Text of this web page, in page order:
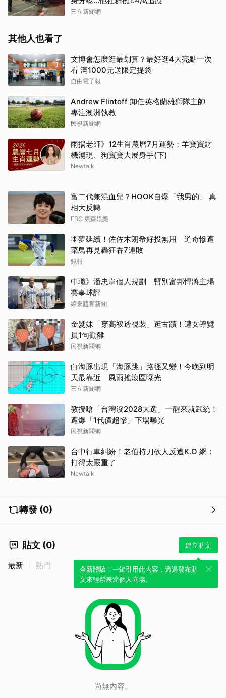
三立新聞網
其他人也看了
文博會怎麼逛最划算？最好逛4大亮點一次
看 滿1000元送限定提袋
自由電子報
Andrew Flintoff 卸任英格蘭雄獅隊主帥
專注澳洲執教
民視新聞網
雨揚老師》12生肖農曆7月運勢：羊寶寶財
機湧現、狗寶寶大展身手(下)
Newtalk
富二代兼混血兒？HOOK自爆「我男的」 真
相大反轉
EBC 東森娛樂
噩夢延續！佐佐木朗希好投無用 道奇慘遭
菜鳥再見轟狂吞7連敗
鏡報
中職》潘忠韋個人規劃 暫別富邦悍將主場
賽事球評
緯來體育新聞
金髮妹「穿高衩透視裝」逛古蹟！遭女導覽
員1句勸離
民視新聞網
白海豚出現「海豚跳」路徑又變！今晚到明
天最靠近 風雨搖滾區曝光
三立新聞網
教授嗆「台灣沒2028大選」一醒來就武統！
遭爆「1代價超慘」下場曝光
民視新聞網
台中行車糾紛！老伯持刀砍人反遭K.O 網：
打得太嚴重了
Newtalk
轉發 (0)
貼文 (0) 建立貼文
全新體驗！一鍵引用此內容，透過發布貼
文來輕鬆表達個人立場。
最新 熱門
尚無內容。